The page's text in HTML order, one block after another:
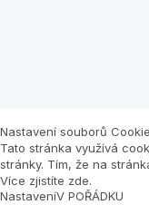
Nastavení souborů
Tato stránka využívá
stránky. Tím, že na
Více zjistíte zde.
NastaveníV POŘÁDKU